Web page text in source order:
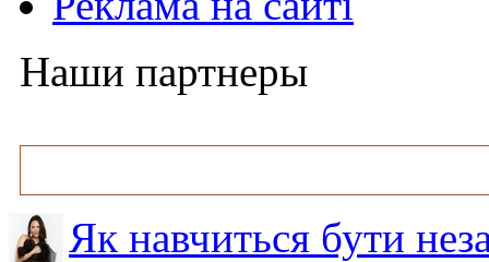
Наши партнеры
Як навчиться бути